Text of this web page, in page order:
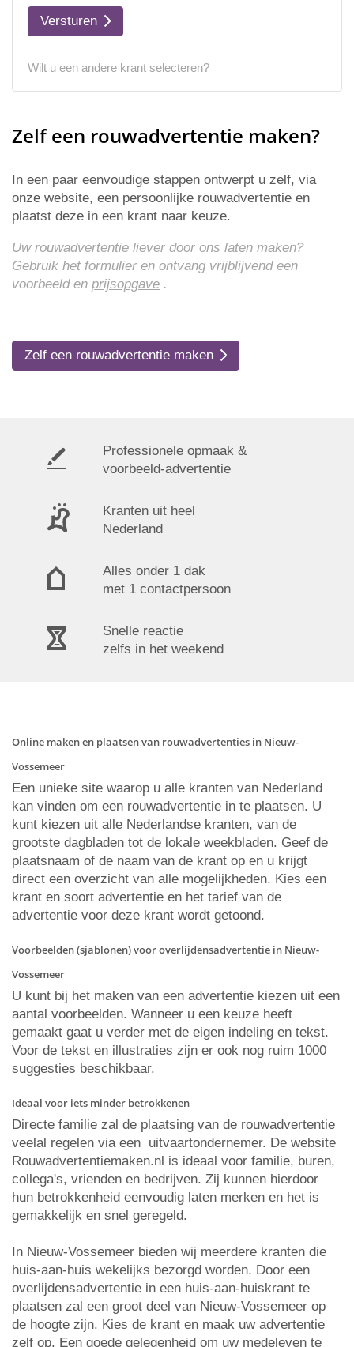
Versturen
Wilt u een andere krant selecteren?
Zelf een rouwadvertentie maken?
In een paar eenvoudige stappen ontwerpt u zelf, via
onze website, een persoonlijke rouwadvertentie en
plaatst deze in een krant naar keuze.
Uw rouwadvertentie liever door ons laten maken?
Gebruik het formulier en ontvang vrijblijvend een
voorbeeld en prijsopgave .
Zelf een rouwadvertentie maken
Professionele opmaak &
voorbeeld-advertentie
Kranten uit heel
Nederland
Alles onder 1 dak
met 1 contactpersoon
Snelle reactie
zelfs in het weekend
Online maken en plaatsen van rouwadvertenties in Nieuw-
Vossemeer
Een unieke site waarop u alle kranten van Nederland
kan vinden om een rouwadvertentie in te plaatsen. U
kunt kiezen uit alle Nederlandse kranten, van de
grootste dagbladen tot de lokale weekbladen. Geef de
plaatsnaam of de naam van de krant op en u krijgt
direct een overzicht van alle mogelijkheden. Kies een
krant en soort advertentie en het tarief van de
advertentie voor deze krant wordt getoond.
Voorbeelden (sjablonen) voor overlijdensadvertentie in Nieuw-
Vossemeer
U kunt bij het maken van een advertentie kiezen uit een
aantal voorbeelden. Wanneer u een keuze heeft
gemaakt gaat u verder met de eigen indeling en tekst.
Voor de tekst en illustraties zijn er ook nog ruim 1000
suggesties beschikbaar.
Ideaal voor iets minder betrokkenen
Directe familie zal de plaatsing van de rouwadvertentie
veelal regelen via een uitvaartondernemer. De website
Rouwadvertentiemaken.nl is ideaal voor familie, buren,
collega's, vrienden en bedrijven. Zij kunnen hierdoor
hun betrokkenheid eenvoudig laten merken en het is
gemakkelijk en snel geregeld.
In Nieuw-Vossemeer bieden wij meerdere kranten die
huis-aan-huis wekelijks bezorgd worden. Door een
overlijdensadvertentie in een huis-aan-huiskrant te
plaatsen zal een groot deel van Nieuw-Vossemeer op
de hoogte zijn. Kies de krant en maak uw advertentie
zelf op. Een goede gelegenheid om uw medeleven te